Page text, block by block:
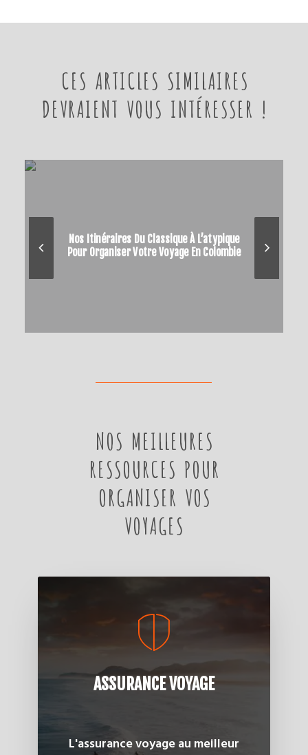
CES ARTICLES SIMILAIRES
DEVRAIENT VOUS INTÉRESSER !
Nos Itinéraires Du Classique À L’atypique
Pour Organiser Votre Voyage En Colombie
NOS MEILLEURES
RESSOURCES POUR
ORGANISER VOS
VOYAGES
ASSURANCE VOYAGE
L'assurance voyage au meilleur